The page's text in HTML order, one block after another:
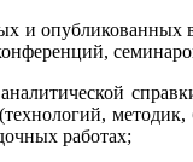
и опубликованных
работах;